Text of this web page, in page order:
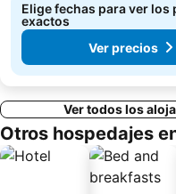
Elige fechas para ver los
exactos
Ver precios
Ver todos los
Otros hospedajes